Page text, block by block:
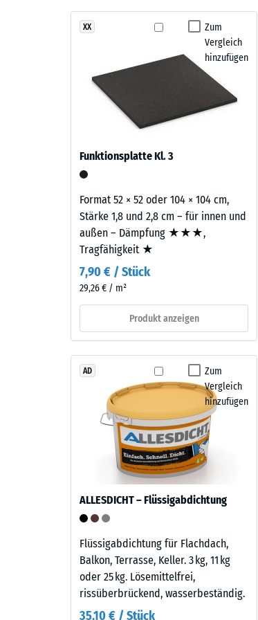
Der Belag ist zweilagig aufgebaut: Die
EPDM-Gummigranulat sichert
Gummigranulat übernimmt Tragfähigkeit
Travertin
vereint
Hellbrauntöne
hellen
Farbbild,
das
an
hellen
Kalkstein
erinnert
und
Außenanlagen
eine
mineralische
Note
gibt.
Material
Bestandteile
Dieses
Produkt
ist
zweilagig
aufgebaut.
Zum
Vergleich
hinzufügen
XX
Funktionsplatte Kl. 3
Format 52 × 52 oder 104 × 104 cm,
Stärke 1,8 und 2,8 cm – für innen und
außen – Dämpfung ★★★,
Tragfähigkeit ★
7,90 € / Stück
29,26 € / m²
Produkt anzeigen
Zum
Vergleich
hinzufügen
AD
ALLESDICHT – Flüssigabdichtung
Flüssigabdichtung für Flachdach,
Balkon, Terrasse, Keller. 3 kg, 11 kg
oder 25 kg. Lösemittelfrei,
rissüberbrückend, wasserbeständig.
35,10 € / Stück